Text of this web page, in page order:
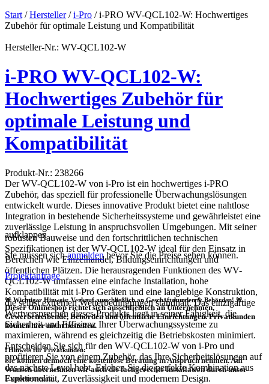
Start /Hersteller/i-Pro / i-PRO WV-QCL102-W: Hochwertiges
Zubehör für optimale Leistung und Kompatibilität
Hersteller-Nr.: WV-QCL102-W
i-PRO WV-QCL102-W:
Hochwertiges Zubehör für
optimale Leistung und
Kompatibilität
Produkt-Nr.: 238266
Der WV-QCL102-W von i-Pro ist ein hochwertiges i-PRO
Zubehör, das speziell für professionelle Überwachungslösungen
entwickelt wurde. Dieses innovative Produkt bietet eine nahtlose
Integration in bestehende Sicherheitssysteme und gewährleistet eine
zuverlässige Leistung in anspruchsvollen Umgebungen. Mit seiner
robusten Bauweise und den fortschrittlichen technischen
Spezifikationen ist der WV-QCL102-W ideal für den Einsatz in
Bereichen wie Einzelhandel, Bildungseinrichtungen und
öffentlichen Plätzen. Die herausragenden Funktionen des WV-
QCL102-W umfassen eine einfache Installation, hohe
Kompatibilität mit i-Pro Geräten und eine langlebige Konstruktion,
die selbst extremen Wetterbedingungen standhält. Das einzigartige
Wertversprechen dieses Produkts liegt in seiner Fähigkeit, die
Sicherheit und Effizienz Ihrer Überwachungssysteme zu
maximieren, während es gleichzeitig die Betriebskosten minimiert.
Entscheiden Sie sich für den WV-QCL102-W von i-Pro und
profitieren Sie von einem Zubehör, das Ihre Sicherheitslösungen auf
das nächste Level hebt. Erleben Sie die perfekte Kombination aus
Funktionalität, Zuverlässigkeit und modernem Design.
aufklappen
Sie müssen sichanmeldenbevor Sie die Preise sehen können.
Projektanfrage
🚨 Wichtiger Hinweis: Verkauf ausschließlich an Geschäftskunden & Behörden! 🚨
Dieser Onlineshop richtet sichausschließlichan Unternehmen,
Gewerbetreibende, Behörden und öffentliche Einrichtungen.Privatkunden
können hier nicht bestellen.
❗Hinweis für Privatkunden:
Sie können dennoch einekostenlose Beratungin Anspruch nehmen. Auf
Wunsch übernehmen wir auch diefachgerechte Installationdurch unser
Expertenteam.